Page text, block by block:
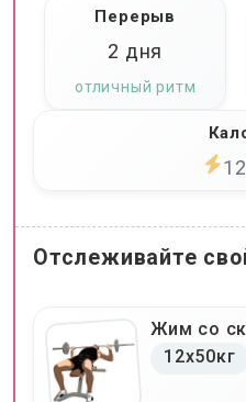
Перерыв
2 дня
отличный ритм
Отслеживайте
Жим со
12x50кг